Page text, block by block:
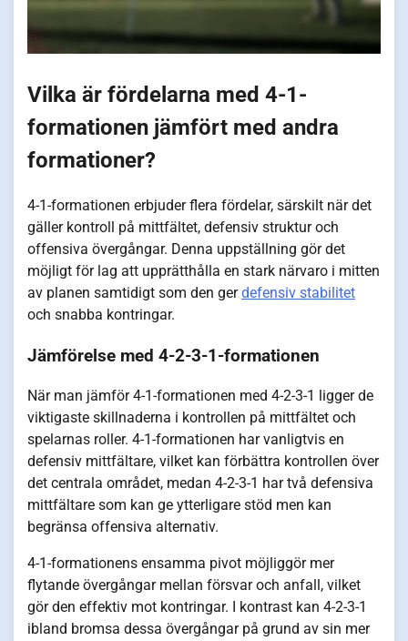
Vilka är fördelarna med 4-1-
formationen jämfört med andra
formationer?
4-1-formationen erbjuder flera fördelar, särskilt när det
gäller kontroll på mittfältet, defensiv struktur och
offensiva övergångar. Denna uppställning gör det
möjligt för lag att upprätthålla en stark närvaro i mitten
av planen samtidigt som den gerdefensiv stabilitet
och snabba kontringar.
Jämförelse med 4-2-3-1-formationen
När man jämför 4-1-formationen med 4-2-3-1 ligger de
viktigaste skillnaderna i kontrollen på mittfältet och
spelarnas roller. 4-1-formationen har vanligtvis en
defensiv mittfältare, vilket kan förbättra kontrollen över
det centrala området, medan 4-2-3-1 har två defensiva
mittfältare som kan ge ytterligare stöd men kan
begränsa offensiva alternativ.
4-1-formationens ensamma pivot möjliggör mer
flytande övergångar mellan försvar och anfall, vilket
gör den effektiv mot kontringar. I kontrast kan 4-2-3-1
ibland bromsa dessa övergångar på grund av sin mer